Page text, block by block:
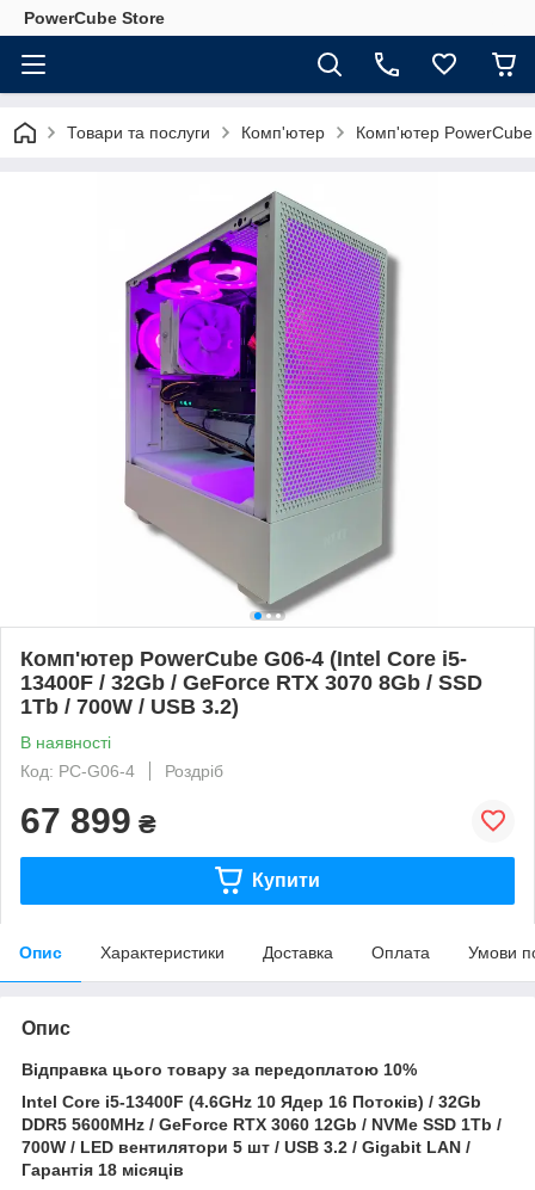
PowerCube Store
Товари та послуги Комп'ютер Комп'ютер
Комп'ютер PowerCube G06-4 (Intel Core i5-
13400F / 32Gb / GeForce RTX 3070 8Gb / SSD
1Tb / 700W / USB 3.2)
В наявності
Код: PC-G06-4
Роздріб
67 899 ₴
Купити
Опис Характеристики Доставка Оплата Умови
Опис
Відправка цього товару за передоплатою 10%
Intel Core i5-13400F (4.6GHz 10 Ядер 16 Потоків) / 32Gb
DDR5 5600MHz / GeForce RTX 3060 12Gb / NVMe SSD 1Tb /
700W / LED вентилятори 5 шт / USB 3.2 / Gigabit LAN /
Гарантія 18 місяців